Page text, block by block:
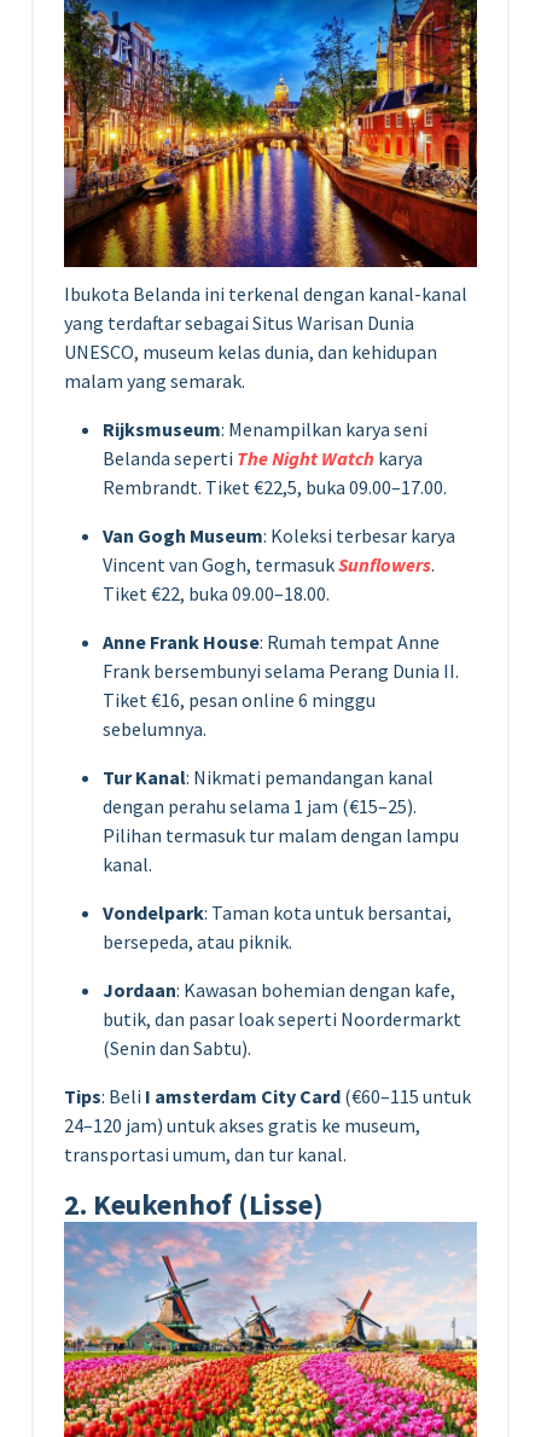
Ibukota Belanda ini terkenal dengan kanal-kanal
yang terdaftar sebagai Situs Warisan Dunia
UNESCO, museum kelas dunia, dan kehidupan
malam yang semarak.
Rijksmuseum: Menampilkan karya seni
Belanda seperti The Night Watch karya
Rembrandt. Tiket €22,5, buka 09.00–17.00.
Van Gogh Museum: Koleksi terbesar karya
Vincent van Gogh, termasukSunflowers.
Tiket €22, buka 09.00–18.00.
Anne Frank House: Rumah tempat Anne
Frank bersembunyi selama Perang Dunia II.
Tiket €16, pesan online 6 minggu
sebelumnya.
Tur Kanal: Nikmati pemandangan kanal
dengan perahu selama 1 jam (€15–25).
Pilihan termasuk tur malam dengan lampu
kanal.
Vondelpark: Taman kota untuk bersantai,
bersepeda, atau piknik.
Jordaan: Kawasan bohemian dengan kafe,
butik, dan pasar loak seperti Noordermarkt
(Senin dan Sabtu).
Tips: Beli I amsterdam City Card (€60–115 untuk
24–120 jam) untuk akses gratis ke museum,
transportasi umum, dan tur kanal.
2. Keukenhof (Lisse)